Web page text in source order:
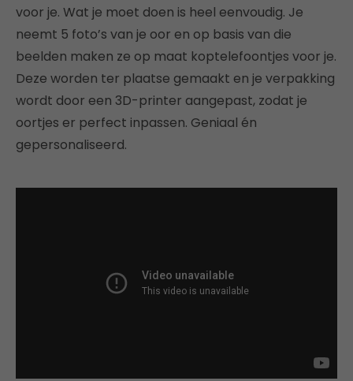
voor je. Wat je moet doen is heel eenvoudig. Je
neemt 5 foto’s van je oor en op basis van die
beelden maken ze op maat koptelefoontjes voor je.
Deze worden ter plaatse gemaakt en je verpakking
wordt door een 3D-printer aangepast, zodat je
oortjes er perfect inpassen. Geniaal én
gepersonaliseerd.